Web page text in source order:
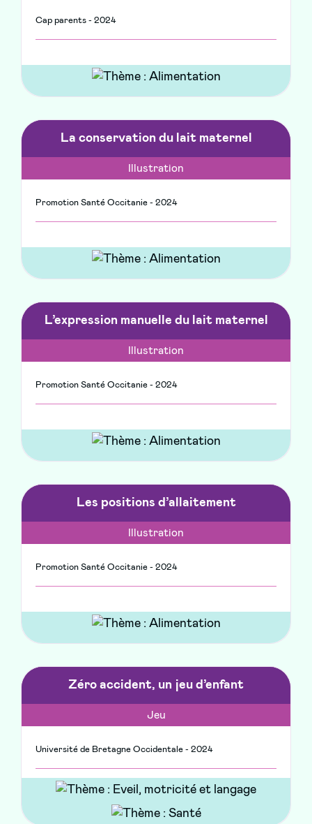
Cap parents - 2024
La conservation du lait maternel
Illustration
Promotion Santé Occitanie - 2024
L’expression manuelle du lait maternel
Illustration
Promotion Santé Occitanie - 2024
Les positions d’allaitement
Illustration
Promotion Santé Occitanie - 2024
Zéro accident, un jeu d’enfant
Jeu
Université de Bretagne Occidentale - 2024